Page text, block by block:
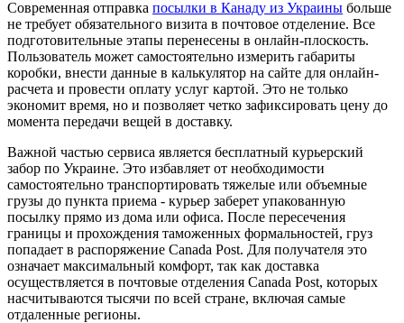
Современная отправка посылки в Канаду из Украины больше
не требует обязательного визита в почтовое отделение. Все
подготовительные этапы перенесены в онлайн-плоскость.
Пользователь может самостоятельно измерить габариты
коробки, внести данные в калькулятор на сайте для онлайн-
расчета и провести оплату услуг картой. Это не только
экономит время, но и позволяет четко зафиксировать цену до
момента передачи вещей в доставку.
Важной частью сервиса является бесплатный курьерский
забор по Украине. Это избавляет от необходимости
самостоятельно транспортировать тяжелые или объемные
грузы до пункта приема - курьер заберет упакованную
посылку прямо из дома или офиса. После пересечения
границы и прохождения таможенных формальностей, груз
попадает в распоряжение Canada Post. Для получателя это
означает максимальный комфорт, так как доставка
осуществляется в почтовые отделения Canada Post, которых
насчитываются тысячи по всей стране, включая самые
отдаленные регионы.